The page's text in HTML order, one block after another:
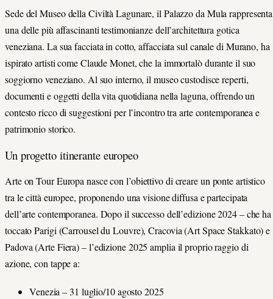
Sede delMuseo della Civiltà Lagunare, ilPalazzo da Mularappresenta
una delle più affascinanti testimonianze dell’architettura gotica
veneziana. La sua facciata in cotto, affacciata sul canale di Murano, ha
ispirato artisti comeClaude Monet, che la immortalò durante il suo
soggiorno veneziano. Al suo interno, il museo custodisce reperti,
documenti e oggetti della vita quotidiana nella laguna, offrendo un
contesto ricco di suggestioni per l’incontro tra arte contemporanea e
patrimonio storico.
Un progetto itinerante europeo
Arte on Tour Europa nasce con l’obiettivo di creare un ponte artistico
tra le città europee, proponendo una visione diffusa e partecipata
dell’arte contemporanea. Dopo il successo dell’edizione 2024 – che ha
toccatoParigi (Carrousel du Louvre),Cracovia (Art Space Stakkato)e
Padova (Arte Fiera)– l’edizione 2025 amplia il proprio raggio di
azione, con tappe a:
Venezia– 31 luglio/10 agosto 2025